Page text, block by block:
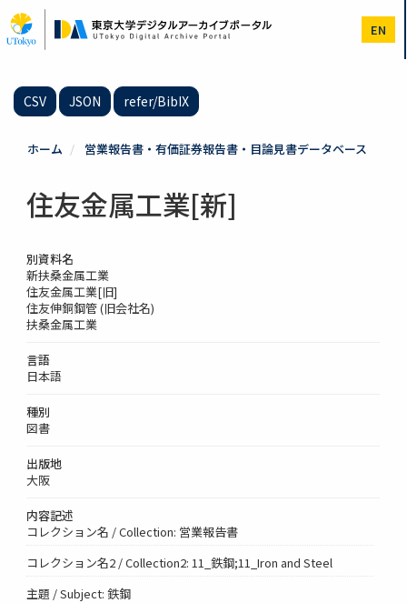
イ
ン
EN
CSV JSON refer/BibIX
ホーム 営業報告書・有価証券報告書・目論見書データベース
住友金属工業[新]
別資料名
新扶桑金属工業
住友金属工業[旧]
住友伸銅鋼管 (旧会社名)
扶桑金属工業
言語
日本語
種別
図書
出版地
大阪
内容記述
コレクション名 / Collection: 営業報告書
コレクション名2 / Collection2: 11_鉄鋼;11_Iron and Steel
主題 / Subject: 鉄鋼